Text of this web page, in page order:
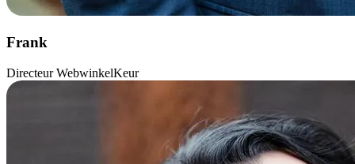
Frank
Directeur WebwinkelKeur